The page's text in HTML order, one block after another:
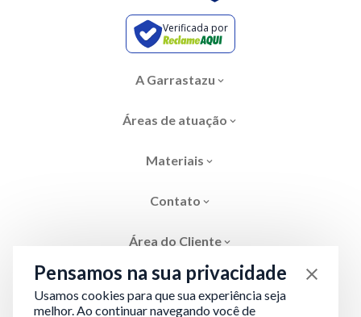
Verificada por
A Garrastazu
Áreas de atuação
Materiais
Contato
Área do Cliente
Pensamos na sua privacidade
Usamos cookies para que sua experiência seja
melhor. Ao continuar navegando você de